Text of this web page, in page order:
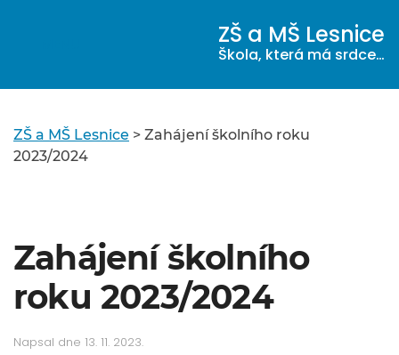
ZŠ a MŠ Lesnice
Škola, která má srdce…
ZŠ a MŠ Lesnice > Zahájení školního roku
2023/2024
Zahájení školního
roku 2023/2024
Napsal dne 13. 11. 2023.